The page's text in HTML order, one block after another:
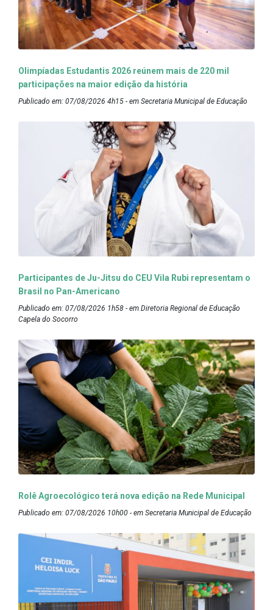
Olimpíadas Estudantis 2026 reúnem mais de 220 mil
participações na maior edição da história
Publicado em: 07/08/2026 4h15 - em Secretaria Municipal de Educação
Participantes de Ju-Jitsu do CEU Vila Rubi representam o
Brasil no Pan-Americano
Publicado em: 07/08/2026 1h58 - em Diretoria Regional de Educação
Capela do Socorro
Rolê Agroecológico terá nova edição na Rede Municipal
Publicado em: 07/08/2026 10h00 - em Secretaria Municipal de Educação